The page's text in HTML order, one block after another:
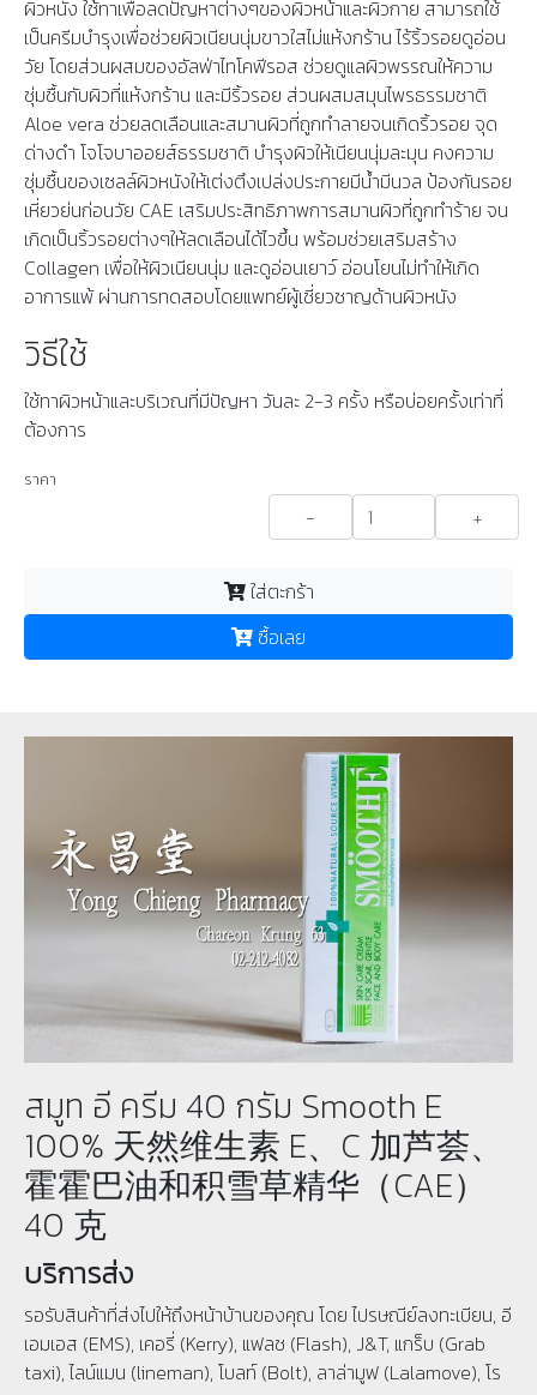
ผิวหนัง ใช้ทาเพื่อลดปัญหาต่างๆของผิวหน้าและผิวกาย สามารถใช้
เป็นครีมบำรุงเพื่อช่วยผิวเนียนนุ่มขาวใสไม่แห้งกร้าน ไร้ริ้วรอยดูอ่อน
วัย โดยส่วนผสมของอัลฟ่าไทโคฟีรอส ช่วยดูแลผิวพรรณให้ความ
ชุ่มชื้นกับผิวที่แห้งกร้าน และมีริ้วรอย ส่วนผสมสมุนไพรธรรมชาติ
Aloe vera ช่วยลดเลือนและสมานผิวที่ถูกทำลายจนเกิดริ้วรอย จุด
ด่างดำ โจโจบาออยส์ธรรมชาติ บำรุงผิวให้เนียนนุ่มละมุน คงความ
ชุ่มชื้นของเซลล์ผิวหนังให้เต่งตึงเปล่งประกายมีน้ำมีนวล ป้องกันรอย
เหี่ยวย่นก่อนวัย CAE เสริมประสิทธิภาพการสมานผิวที่ถูกทำร้าย จน
เกิดเป็นริ้วรอยต่างๆให้ลดเลือนได้ไวขึ้น พร้อมช่วยเสริมสร้าง
Collagen เพื่อให้ผิวเนียนนุ่ม และดูอ่อนเยาว์ อ่อนโยนไม่ทำให้เกิด
อาการแพ้ ผ่านการทดสอบโดยแพทย์ผู้เชี่ยวชาญด้านผิวหนัง
วิธีใช้
ใช้ทาผิวหน้าและบริเวณที่มีปัญหา วันละ 2-3 ครั้ง หรือบ่อยครั้งเท่าที่
ต้องการ
ราคา
- +
ใส่ตะกร้า
ซื้อเลย
สมูท อี ครีม 40 กรัม Smooth E
100% 天然维生素 E、C 加芦荟、
霍霍巴油和积雪草精华（CAE）
40 克
บริการส่ง
รอรับสินค้าที่ส่งไปให้ถึงหน้าบ้านของคุณ โดย ไปรษณีย์ลงทะเบียน, อี
เอมเอส (EMS), เคอรี่ (Kerry), แฟลช (Flash), J&T, แกร็บ (Grab
taxi), ไลน์แมน (lineman), โบลท์ (Bolt), ลาล่ามูฟ (Lalamove), โร